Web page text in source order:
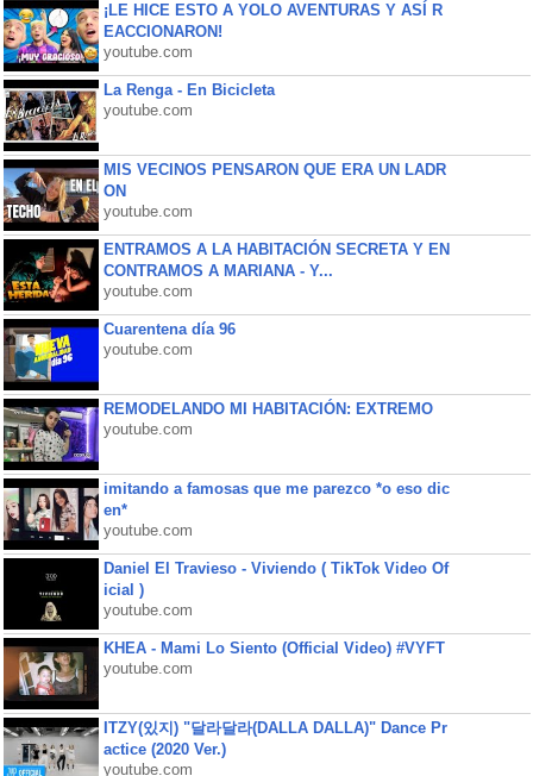
¡LE HICE ESTO A YOLO AVENTURAS Y ASÍ R
EACCIONARON!
youtube.com
La Renga - En Bicicleta
youtube.com
MIS VECINOS PENSARON QUE ERA UN LADR
ON
youtube.com
ENTRAMOS A LA HABITACIÓN SECRETA Y EN
CONTRAMOS A MARIANA - Y...
youtube.com
Cuarentena día 96
youtube.com
REMODELANDO MI HABITACIÓN: EXTREMO
youtube.com
imitando a famosas que me parezco *o eso dic
en*
youtube.com
Daniel El Travieso - Viviendo ( TikTok Video Of
icial )
youtube.com
KHEA - Mami Lo Siento (Official Video) #VYFT
youtube.com
ITZY(있지) "달라달라(DALLA DALLA)" Dance Pr
actice (2020 Ver.)
youtube.com